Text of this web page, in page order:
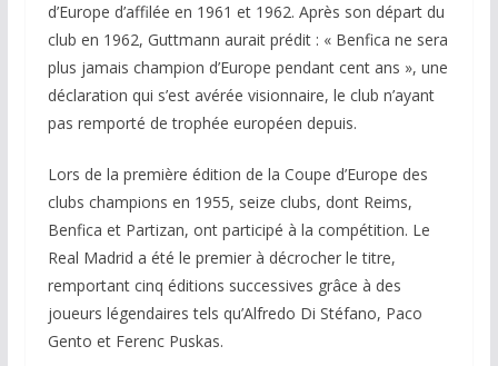
d’Europe d’affilée en 1961 et 1962. Après son départ du
club en 1962, Guttmann aurait prédit : « Benfica ne sera
plus jamais champion d’Europe pendant cent ans », une
déclaration qui s’est avérée visionnaire, le club n’ayant
pas remporté de trophée européen depuis.
Lors de la première édition de la Coupe d’Europe des
clubs champions en 1955, seize clubs, dont Reims,
Benfica et Partizan, ont participé à la compétition. Le
Real Madrid a été le premier à décrocher le titre,
remportant cinq éditions successives grâce à des
joueurs légendaires tels qu’Alfredo Di Stéfano, Paco
Gento et Ferenc Puskas.